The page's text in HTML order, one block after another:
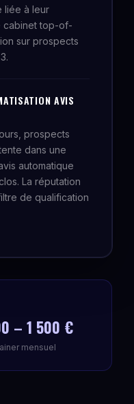
liée à leur
cabinet top-of-
sur prospects
AVIS
prospects
dans une
automatique
La réputation
de qualification
– 1 500 €
mensuel